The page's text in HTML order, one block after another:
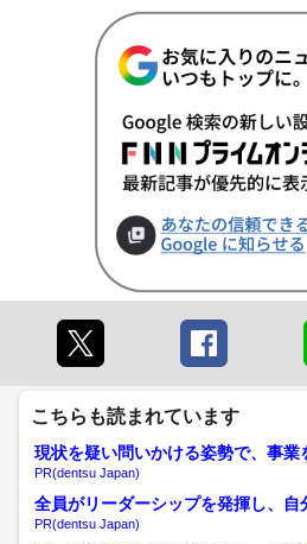
こちらも読まれています
現状を疑い問いかける姿勢で、事業
ーへ
PR(dentsu Japan)
全員がリーダーシップを発揮し、自
る
PR(dentsu Japan)